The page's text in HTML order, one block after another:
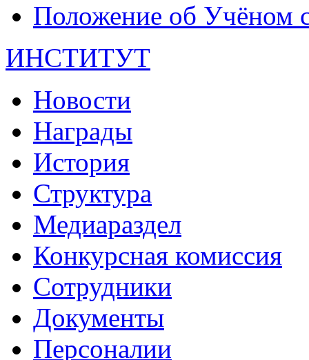
Положение об Учёном
ИНСТИТУТ
Новости
Награды
История
Структура
Медиараздел
Конкурсная комиссия
Сотрудники
Документы
Персоналии